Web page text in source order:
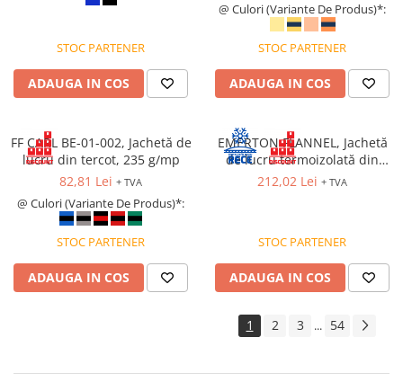
STOC PARTENER
ADAUGA IN COS
@ Culori (Variante De Produs)*:
STOC PARTENER
ADAUGA IN COS
FF CARL BE-01-002, Jachetă de
lucru din tercot, 235 g/mp
82,81 Lei + TVA
@ Culori (Variante De Produs)*:
STOC PARTENER
ADAUGA IN COS
EMERTON FLANNEL, Jachetă
de lucru termoizolată din
bumbac si poliester, 270 g/mp
212,02 Lei + TVA
STOC PARTENER
ADAUGA IN COS
1 2 3 ... 54